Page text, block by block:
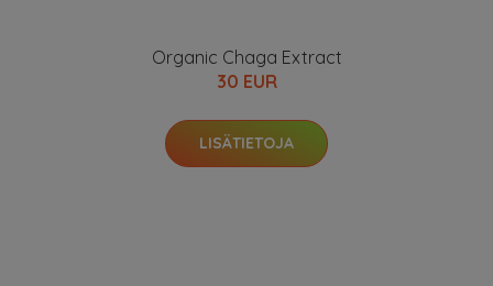
Organic Chaga Extract
30 EUR
LISÄTIETOJA